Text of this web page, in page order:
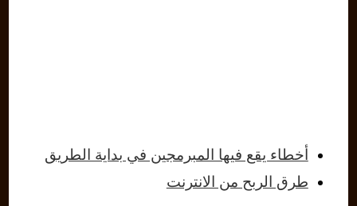
أخطاء يقع فيها المبرمجين في بداية الطريق
طرق الربح من الانترنت